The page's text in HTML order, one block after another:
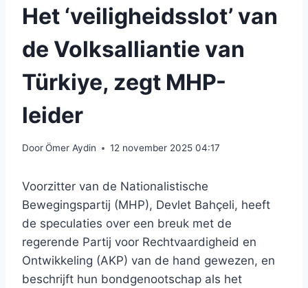
Het ‘veiligheidsslot’ van
de Volksalliantie van
Türkiye, zegt MHP-
leider
DoorÖmer Aydin 12 november 2025 04:17
Voorzitter van de Nationalistische
Bewegingspartij (MHP), Devlet Bahçeli, heeft
de speculaties over een breuk met de
regerende Partij voor Rechtvaardigheid en
Ontwikkeling (AKP) van de hand gewezen, en
beschrijft hun bondgenootschap als het